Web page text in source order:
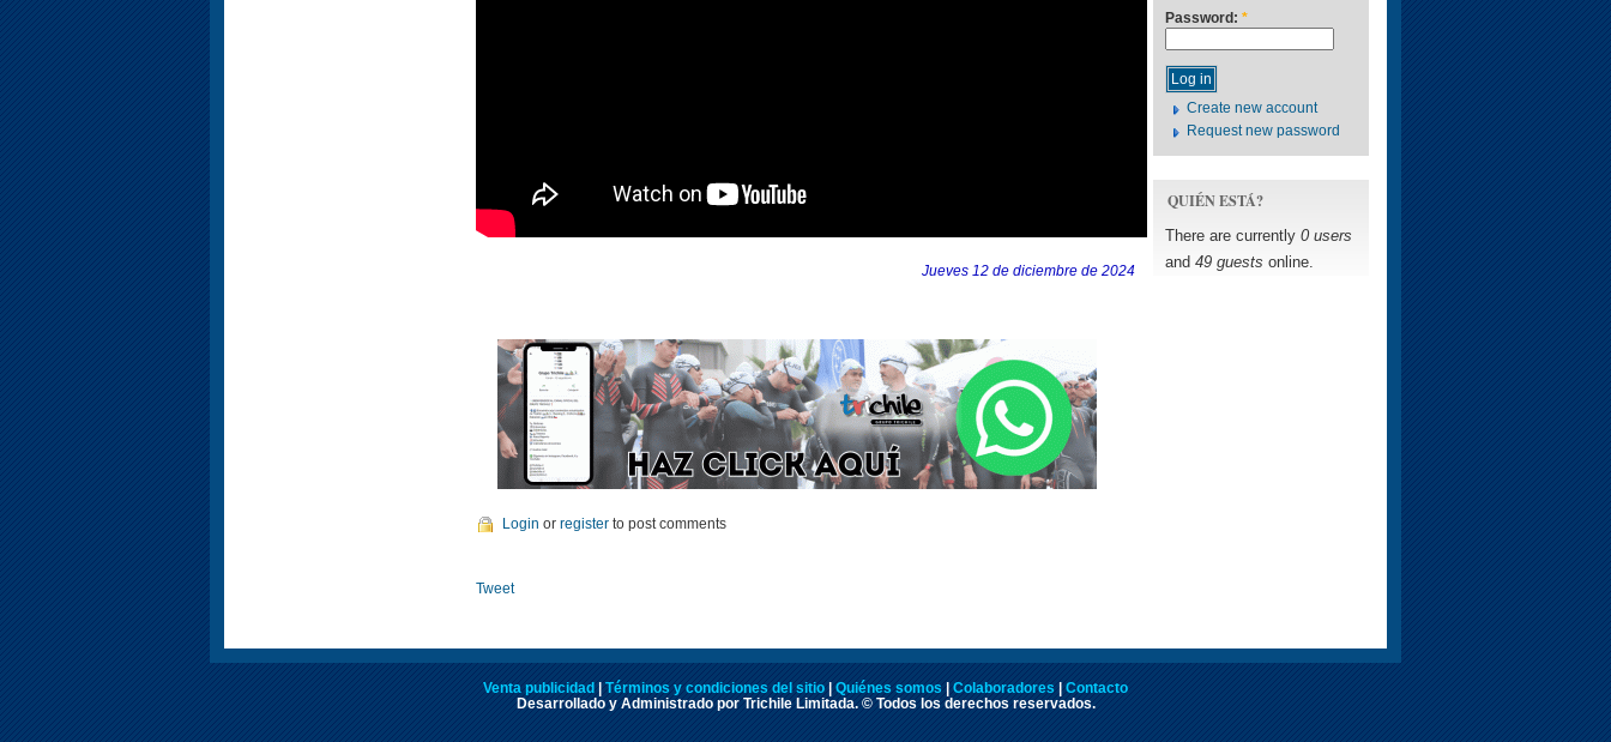
Jueves 12 de diciembre de 2024
Login or register to post comments
Tweet
Password: *
Create new account
Request new password
QUIÉN ESTÁ?
There are currently 0 users
and 49 guests online.
Venta publicidad Términos y condiciones del sitio Quiénes somos Colaboradores
Contacto
Desarrollado y Administrado por Trichile Limitada. © Todos los derechos reservados.